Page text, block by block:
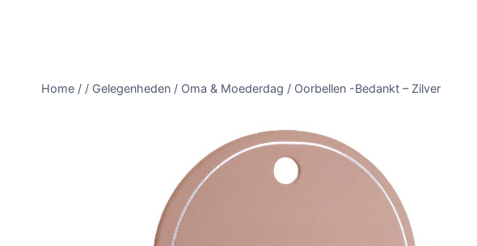
Home / / Gelegenheden / Oma & Moederdag / Oorbellen -Bedankt – Zilver